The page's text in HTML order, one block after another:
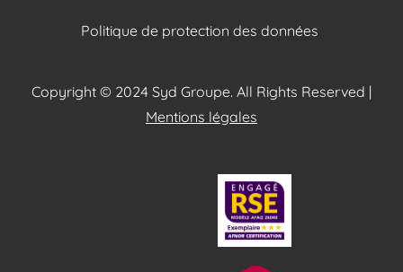
Politique de protection des données
Copyright © 2024 Syd Groupe. All Rights Reserved |
Mentions légales